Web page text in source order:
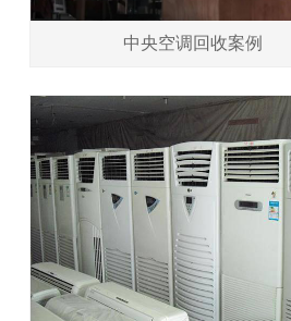
中央空调回收案例